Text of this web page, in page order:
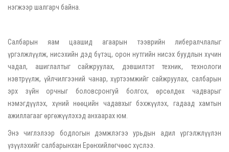
нэгжээр шалгарч байна.
Салбарын яам цаашид агаарын тээврийн либералчлалыг
үргэлжлүүлж, нисэхийн дэд бүтэц, орон нутгийн нисэх буудлын хүчин
чадал, ашиглалтыг сайжруулах, дэвшилтэт техник, технологи
нэвтрүүлж, үйлчилгээний чанар, хүртээмжийг сайжруулах, салбарын
эрх зүйн орчныг боловсронгуй болгох, өрсөлдөх чадварыг
нэмэгдүүлэх, хүний нөөцийн чадавхыг бэхжүүлэх, гадаад хамтын
ажиллагааг өргөжүүлэхэд анхаарах юм.
Энэ чиглэлээр бодлогын дэмжлэгээ урьдын адил үргэлжлүүлэн
үзүүлэхийг салбарынхан Ерөнхийлөгчөөс хүслээ.